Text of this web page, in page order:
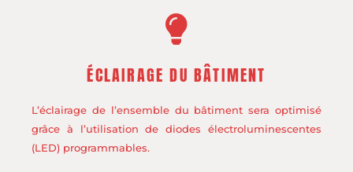
ÉCLAIRAGE DU BÂTIMENT
L’éclairage de l’ensemble du bâtiment sera optimisé
grâce à l’utilisation de diodes électroluminescentes
(LED) programmables.